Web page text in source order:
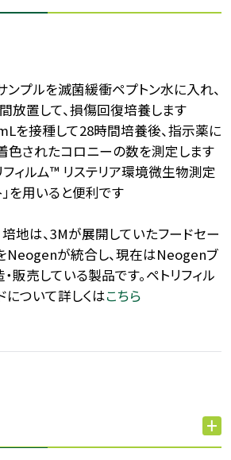
プルを滅菌緩衝ペプトン水に入れ、
放置して、損傷回復培養します
を接種して28時間培養後、指示薬に
色されたコロニーの数を測定します
ィルム™ リステリア環境微生物測定
を用いると便利です
地は、3Mが展開していたフードセー
Neogenが統合し、現在はNeogenブ
販売している製品です。ペトリフィル
ついて詳しくはこちら